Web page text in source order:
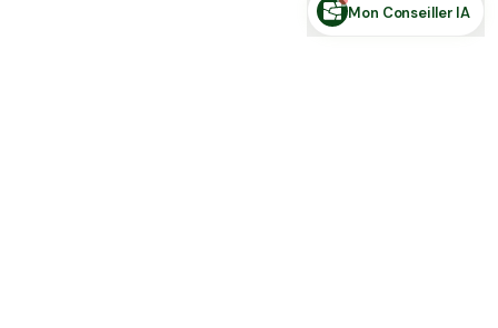
Mon Conseiller IA